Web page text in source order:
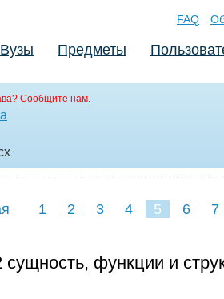
FAQ
Вузы Предметы
Сообщите нам.
1 2 3 4 5 6 7
сущность, функции и